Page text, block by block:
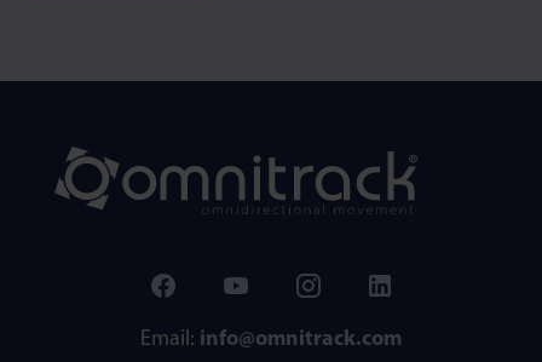
Email: info@omnitrack.com